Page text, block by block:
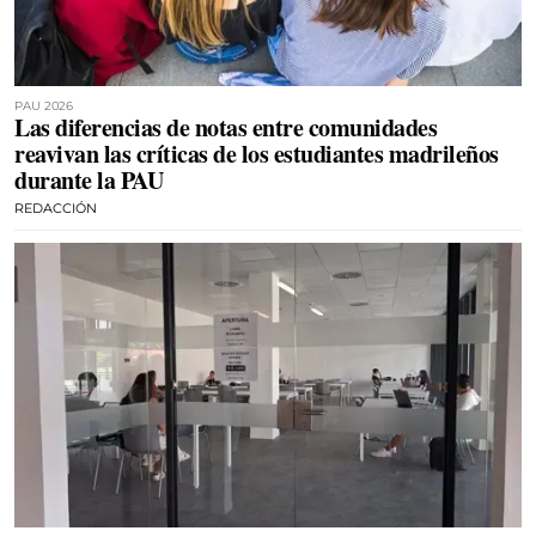
PAU 2026
Las diferencias de notas entre comunidades
reavivan las críticas de los estudiantes madrileños
durante la PAU
REDACCIÓN